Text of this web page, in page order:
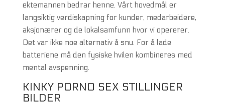
ektemannen bedrar henne. Vårt hovedmål er
langsiktig verdiskapning for kunder, medarbeidere,
aksjonærer og de lokalsamfunn hvor vi opererer.
Det var ikke noe alternativ å snu. For å lade
batteriene må den fysiske hvilen kombineres med
mental avspenning.
KINKY PORNO SEX STILLINGER
BILDER